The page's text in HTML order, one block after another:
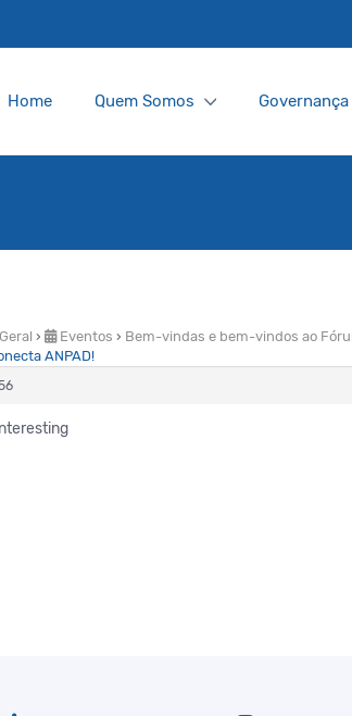
Home Quem Somos Governança
Geral › Eventos › Bem-vindas e bem-vindos ao
ANPAD!